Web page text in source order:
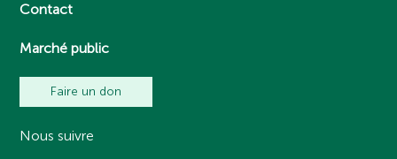
Contact
Marché public
Faire un don
Nous suivre